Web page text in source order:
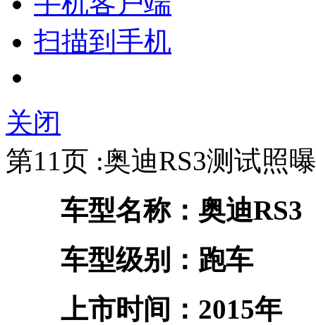
扫描到手机
关闭
第11页 :奥迪RS3测试照
车型名称：奥迪RS3
车型级别：跑车
上市时间：2015年